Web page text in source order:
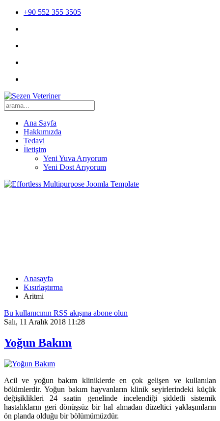
+90 552 355 3505
Ana Sayfa
Hakkımızda
Tedavi
İletişim
Yeni Yuva Arıyorum
Yeni Dost Arıyorum
Anasayfa
Kısırlaştırma
Aritmi
Bu kullanıcının RSS akışına abone olun
Salı, 11 Aralık 2018 11:28
Yoğun Bakım
Acil ve yoğun bakım kliniklerde en çok gelişen ve kullanılan
bölümlerdir. Yoğun bakım hayvanların klinik seyirlerindeki küçük
değişiklikleri 24 saatin genelinde incelendiği şiddetli sistemik
hastalıkların geri dönüşsüz bir hal almadan düzeltici yaklaşımların
ön planda olduğu bir bölümümüzdür.